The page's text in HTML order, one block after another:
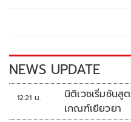
k k
NEWS UPDATE
12:21 น.
นิติเวชเริ่มชันสู
เกณฑ์เยียวยา